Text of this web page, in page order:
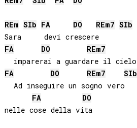
REm SIb FA DO REm7 SIb
Sara     devi crescere
FA
DO REm7
FA
DO REm7
SIb
  Ad inseguire un sogno vero
FA
DO
nelle cose della vita